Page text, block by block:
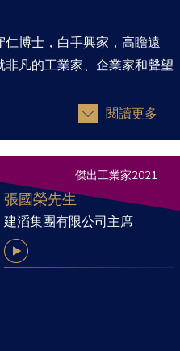
博士，白手興家，高瞻遠
凡的工業家、企業家和聲望
閱讀更多
傑出工業家2021
張國榮先生
建滔集團有限公司主席